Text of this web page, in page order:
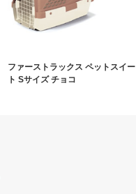
ファーストラックス ペットスイー
ト Sサイズ チョコ